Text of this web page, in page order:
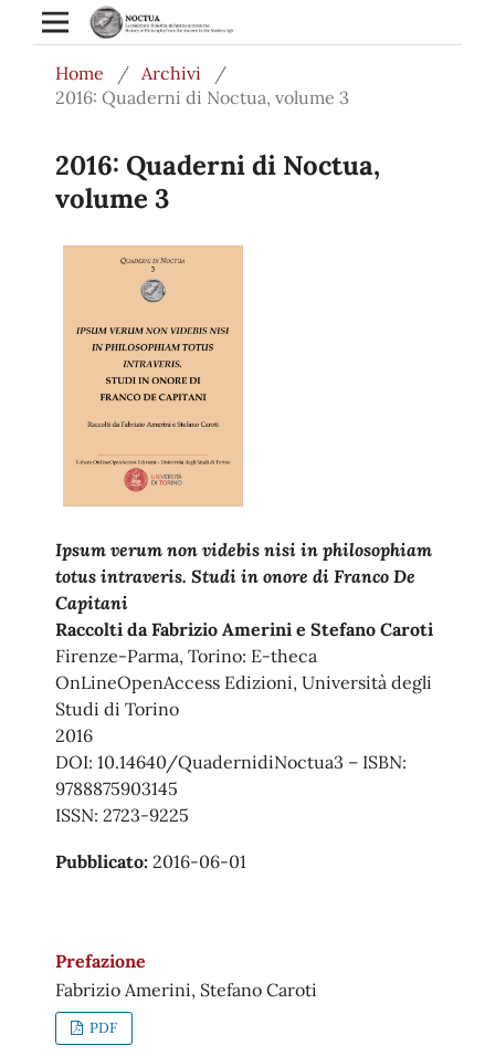
Home / Archivi
/
2016: Quaderni di Noctua, volume 3
2016: Quaderni di Noctua,
volume 3
Ipsum verum non videbis nisi in philosophiam
totus intraveris. Studi in onore di Franco De
Capitani
Raccolti da Fabrizio Amerini e Stefano Caroti
Firenze-Parma, Torino: E-theca
OnLineOpenAccess Edizioni, Università degli
Studi di Torino
2016
DOI: 10.14640/QuadernidiNoctua3 – ISBN:
9788875903145
ISSN: 2723-9225
Pubblicato: 2016-06-01
Prefazione
Fabrizio Amerini, Stefano Caroti
PDF